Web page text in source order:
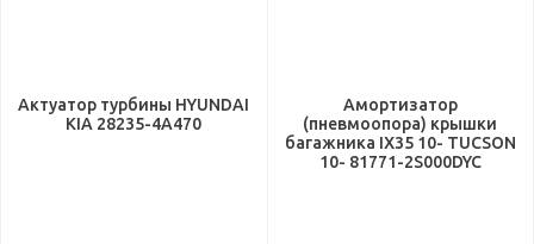
Актуатор турбины HYUNDAI
KIA 28235-4A470
Амортизатор
(пневмоопора) крышки
багажника IX35 10- TUCSON
10- 81771-2S000DYC